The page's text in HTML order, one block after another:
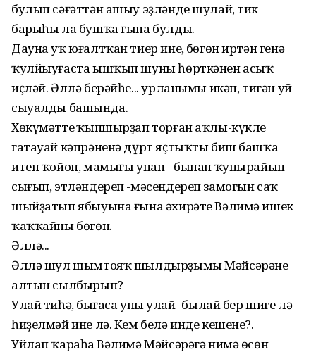
булып сәғәттән ашыу эҙләнде шулай, тик
барыһы ла бушҡа ғына булды.
Дауна уҡ юғалтҡан тиер инең, бөгөн иртән генә
ҡулйыуғаста ышҡып шуны һөрткәнен асыҡ
иҫләй. Әллә берәйһе... урланымы икән, тигән уй
сыуалды башында.
Хөкүмәттең ҡыпшырҙап торған аҡлы-күкле
гатауай кәпрәненә дүрт яҫтыҡты биш башҡа
итеп ҡойоп, мамығы унан - бынан ҡупырайып
сығып, этләндереп -мәсендереп замогын саҡ
шыйҙатып ябыуына ғына әхирәте Вәлимә ишек
ҡаҡҡайны бөгөн.
Әллә...
Әллә шул шымтояҡ шылдырҙымы Мәйсәрәнең
алтын сылбырын?
Улай тиһәң, бығаса уның улай- былай бер шиге лә
һиҙелмәй ине лә. Кем белә инде кешене?.
Уйлап ҡараһаң Вәлимә Мәйсәрәгә нимә өсөн